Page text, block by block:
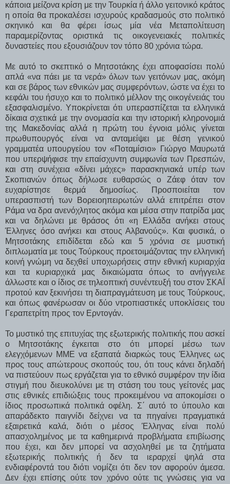
κάποια μείζονα κρίση με την Τουρκία ή άλλο γειτονικό κράτος
η οποία θα προκαλέσει ισχυρούς κραδασμούς στο πολιτικό
σκηνικό και θα φέρει ίσως μία νέα Μεταπολίτευση
παραμερίζοντας οριστικά τις οικογενειακές πολιτικές
δυναστείες που εξουσιάζουν τον τόπο 80 χρόνια τώρα.
Με αυτό το σκεπτικό ο Μητσοτάκης έχει αποφασίσει πολύ
απλά «να πάει με τα νερά» όλων των γειτόνων μας, ακόμη
και σε βάρος των εθνικών μας συμφερόντων, ώστε να έχει το
κεφάλι του ήσυχο και το πολιτικό μέλλον της οικογένειάς του
εξασφαλισμένο. Υποκρίνεται ότι υπερασπίζεται τα ελληνικά
δίκαια σχετικά με την ονομασία και την ιστορική κληρονομιά
της Μακεδονίας αλλά η πρώτη του έγνοια μόλις γίνεται
πρωθυπουργός είναι να ανταμείψει με θέση γενικού
γραμματέα υπουργείου τον «Ποταμίσιο» Γιώργο Μαυρωτά
που υπερψήφισε την επαίσχυντη συμφωνία των Πρεσπών,
και στη συνέχεια «δίνει μάχες» παρασκηνιακά υπέρ των
Σκοπιανών όπως δήλωσε ευθαρσώς ο Ζάεφ όταν τον
ευχαρίστησε θερμά δημοσίως. Προσποιείται τον
υπερασπιστή των Βορειοηπειρωτών αλλά επιτρέπει στον
Ράμα να δρα ανενόχλητος ακόμα και μέσα στην πατρίδα μας
και να δηλώνει με θράσος ότι «η Ελλάδα ανήκει στους
Έλληνες όσο ανήκει και στους Αλβανούς». Και φυσικά, ο
Μητσοτάκης επιδίδεται εδώ και 5 χρόνια σε μυστική
διπλωματία με τους Τούρκους προετοιμάζοντας την ελληνική
κοινή γνώμη να δεχθεί υποχωρήσεις στην εθνική κυριαρχία
και τα κυριαρχικά μας δικαιώματα όπως το ανήγγειλε
άλλωστε και ο ίδιος σε τηλεοπτική συνέντευξή του στον ΣΚΑΪ
προτού καν ξεκινήσει τη διαπραγμάτευση με τους Τούρκους,
και όπως φανέρωσαν οι δύο ντροπιαστικές υποκλίσεις του
Γεραπετρίτη προς τον Ερντογάν.
Το μυστικό της επιτυχίας της εξωτερικής πολιτικής που ασκεί
ο Μητσοτάκης έγκειται στο ότι μπορεί μέσω των
ελεγχόμενων ΜΜΕ να εξαπατά διαρκώς τους Έλληνες ως
προς τους απώτερους σκοπούς του, ότι τους κάνει δηλαδή
να πιστεύουν πως εργάζεται για το εθνικό συμφέρον την ίδια
στιγμή που διευκολύνει με τη στάση του τους γείτονές μας
στις εθνικές επιδιώξεις τους προκειμένου να αποκομίσει ο
ίδιος προσωπικά πολιτικά οφέλη. Σ΄ αυτό το ύπουλο και
απαράδεκτο παιγνίδι δείχνει να τα πηγαίνει πραγματικά
εξαιρετικά καλά, διότι ο μέσος Έλληνας είναι πολύ
απασχολημένος με τα καθημερινά προβλήματα επιβίωσης
που έχει, και δεν μπορεί να ασχοληθεί με τα ζητήματα
εξωτερικής πολιτικής ή δεν τα ιεραρχεί ψηλά στα
ενδιαφέροντά του διότι νομίζει ότι δεν τον αφορούν άμεσα.
Δεν έχει επίσης ούτε τον χρόνο ούτε τις γνώσεις για να